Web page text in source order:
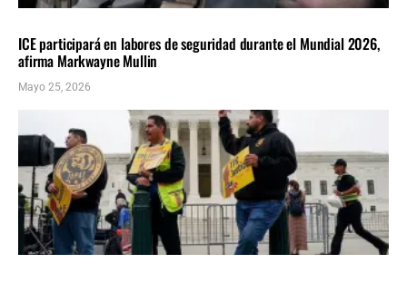
ICE participará en labores de seguridad durante el Mundial 2026,
afirma Markwayne Mullin
Mayo 25, 2026